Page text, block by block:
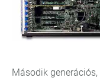
Második generációs,